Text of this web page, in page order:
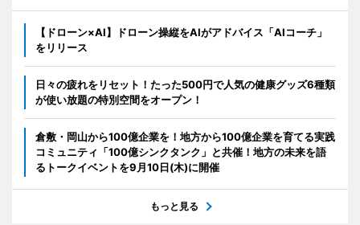
【ドローン×AI】ドローン操縦をAIがアドバイス「AIコーチ」
をリリース
日々の疲れをリセット！たった500円で人気の健康グッズ6種類
が使い放題の特別空間をオープン！
倉敷・岡山から100億企業を！地方から100億企業を育てる実践
コミュニティ「100億シンクタンク」と共催！地方の未来を語
るトークイベントを9月10日(木)に開催
もっと見る